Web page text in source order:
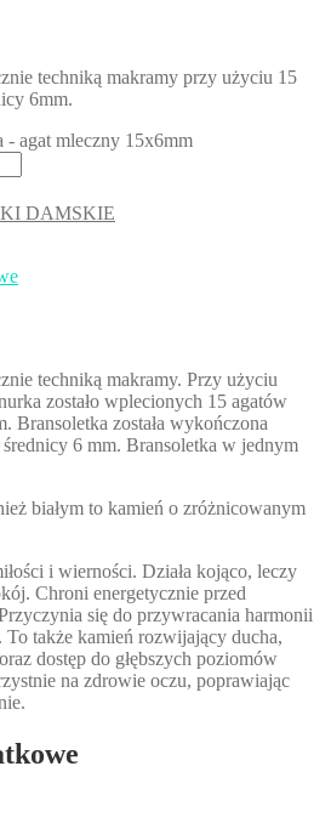
techniką makramy przy użyciu 15
6mm.
- agat mleczny 15x6mm
DAMSKIE
techniką makramy. Przy użyciu
zostało wplecionych 15 agatów
Bransoletka została wykończona
6 mm. Bransoletka w jednym
białym to kamień o zróżnicowanym
i wierności. Działa kojąco, leczy
Chroni energetycznie przed
się do przywracania harmonii
także kamień rozwijający ducha,
dostęp do głębszych poziomów
na zdrowie oczu, poprawiając